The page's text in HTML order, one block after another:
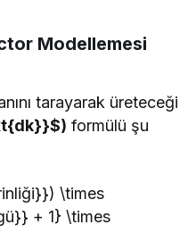
Modellemesi
tarayarak üreteceği
formülü şu
\times
+ 1} \times